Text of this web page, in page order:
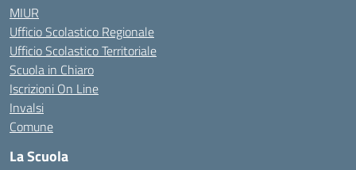
MIUR
Ufficio Scolastico Regionale
Ufficio Scolastico Territoriale
Scuola in Chiaro
Iscrizioni On Line
Invalsi
Comune
La Scuola